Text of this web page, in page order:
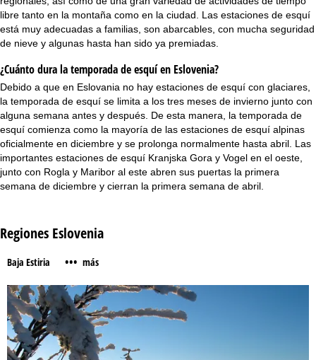
libre tanto en la montaña como en la ciudad. Las estaciones de esquí
está muy adecuadas a familias, son abarcables, con mucha seguridad
de nieve y algunas hasta han sido ya premiadas.
¿Cuánto dura la temporada de esquí en Eslovenia?
Debido a que en Eslovania no hay estaciones de esquí con glaciares,
la temporada de esquí se limita a los tres meses de invierno junto con
alguna semana antes y después. De esta manera, la temporada de
esquí comienza como la mayoría de las estaciones de esquí alpinas
oficialmente en diciembre y se prolonga normalmente hasta abril. Las
importantes estaciones de esquí Kranjska Gora y Vogel en el oeste,
junto con Rogla y Maribor al este abren sus puertas la primera
semana de diciembre y cierran la primera semana de abril.
Regiones Eslovenia
Baja Estiria ••• más